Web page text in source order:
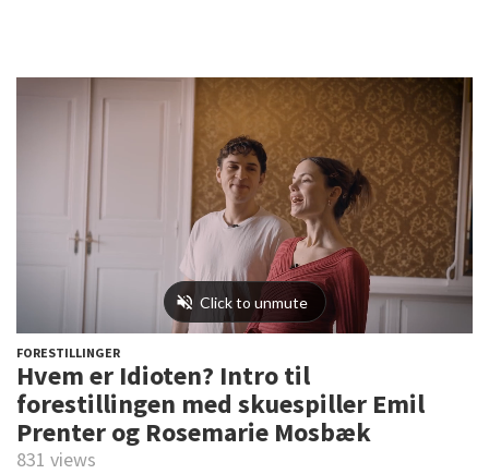
FORESTILLINGER
Hvem er Idioten? Intro til
forestillingen med skuespiller Emil
Prenter og Rosemarie Mosbæk
831 views